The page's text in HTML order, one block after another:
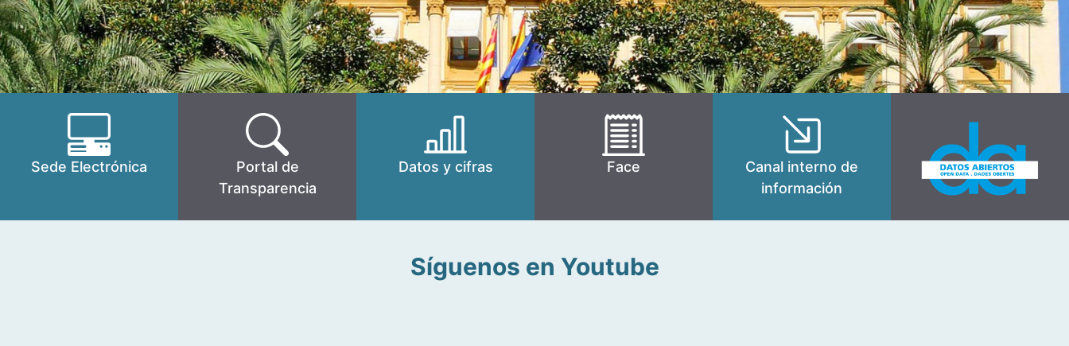
Sede Electrónica
Portal de
Transparencia
Datos y cifras Face
Canal interno de
información
Síguenos en Youtube